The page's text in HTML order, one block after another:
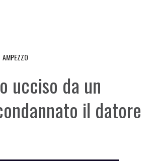
AMPEZZO
ucciso da un
il datore